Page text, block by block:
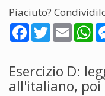
Piaciuto?
FacebookTwitterEmail
Esercizio D:
all'italiano,